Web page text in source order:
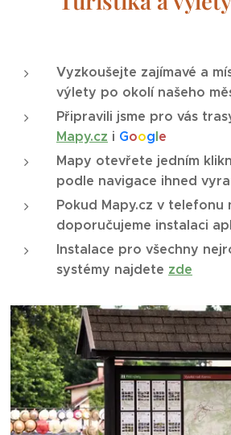
Vyzkoušejte zajímavé a
výlety po okolí našeho
Připravili jsme pro vás
Mapy.cz i Google
Mapy otevřete jedním
podle navigace ihned
Pokud Mapy.cz v telefonu
doporučujeme instalaci
Instalace pro všechny
systémy najdete zde